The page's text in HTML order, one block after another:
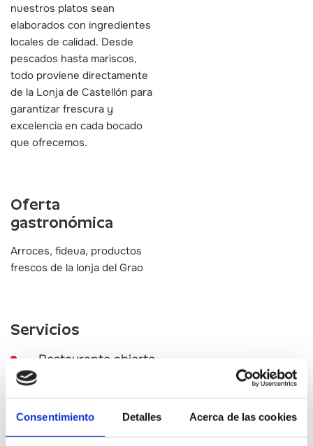
Consentimiento Detalles Acerca de las cookies
nuestros platos sean
elaborados con ingredientes
locales de calidad. Desde
pescados hasta mariscos,
todo proviene directamente
de la Lonja de Castellón para
garantizar frescura y
excelencia en cada bocado
que ofrecemos.
Oferta
gastronómica
Arroces, fideua, productos
frescos de la lonja del Grao
Servicios
Restaurante abierto
Cómo llegar
Ver en google maps